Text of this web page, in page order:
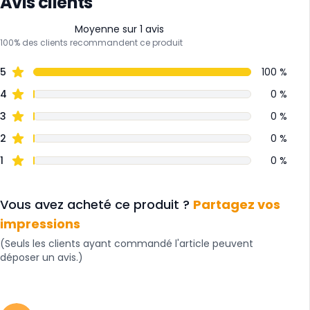
Moyenne sur 1 avis
100% des clients recommandent ce produit
5
100 %
4
0 %
3
0 %
2
0 %
1
0 %
Vous avez acheté ce produit ? Partagez vos
impressions
(Seuls les clients ayant commandé l'article peuvent
déposer un avis.)